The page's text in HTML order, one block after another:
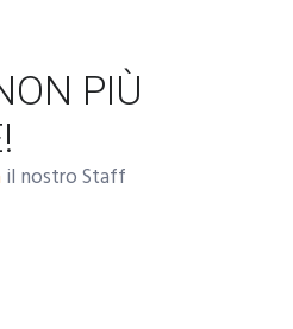
PIÙ
il nostro Staff